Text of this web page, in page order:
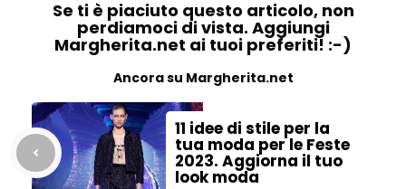
Se ti è piaciuto questo articolo, non
perdiamoci di vista. Aggiungi
Margherita.net ai tuoi preferiti! :-)
Ancora su Margherita.net
11 idee di stile per la
tua moda per le Feste
2023. Aggiorna il tuo
look moda